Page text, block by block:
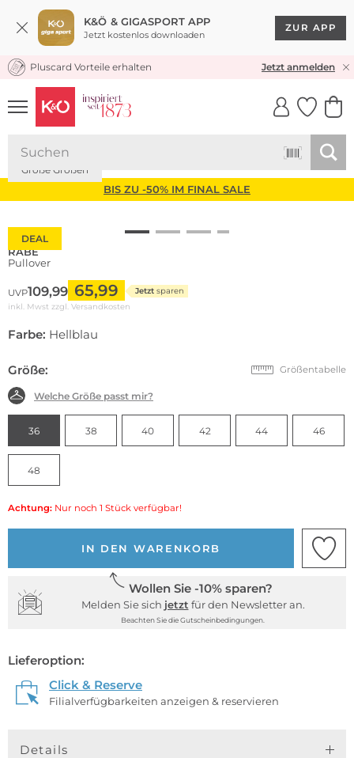
K&Ö & GIGASPORT APP
Jetzt kostenlos downloaden
ZUR APP
KOSTENLOSER VERSAND* & RÜCKVERSAND
Pluscard Vorteile erhalten Jetzt anmelden
UNSERE APP
CLICK &
BIS ZU -50% IM FINAL SALE
DEAL
Große Größen
RABE
Pullover
UVP109,99 65,99 Jetzt sparen
inkl. Mwst zzgl. Versandkosten
Farbe: Hellblau
Größe: Größentabelle
Welche Größe passt mir?
36 38 40 42 44 46
48
Achtung: Nur noch 1 Stück verfügbar!
IN DEN WARENKORB
Wollen Sie -10% sparen?
Melden Sie sich jetzt für den Newsletter an.
Beachten Sie die Gutscheinbedingungen.
Lieferoption:
Click & Reserve
Filialverfügbarkeiten anzeigen & reservieren
Details